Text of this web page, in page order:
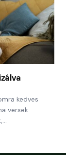
kedves
versek